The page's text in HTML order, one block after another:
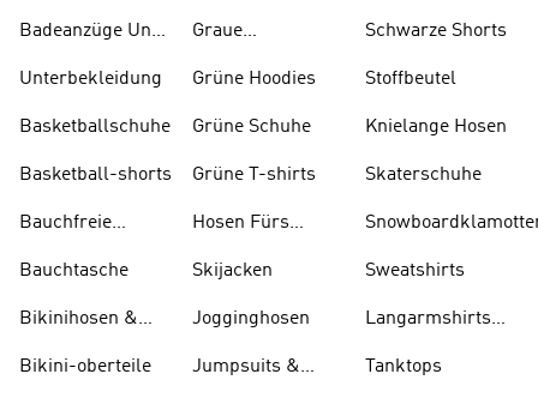
Badeanzüge Und
Unterbekleidung
Basketballschuhe
Basketball-shorts
Bauchfreie
Bauchtasche
Bikinihosen &
Bikini-oberteile
Graue
Grüne Hoodies
Grüne Schuhe
Grüne T-shirts
Hosen Fürs
Skijacken
Jogginghosen
Jumpsuits &
Schwarze Shorts
Stoffbeutel
Knielange Hosen
Skaterschuhe
Sweatshirts
Langarmshirts
Tanktops